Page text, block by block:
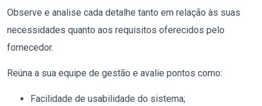
Observe e analise cada detalhe tanto em relação às suas
necessidades quanto aos requisitos oferecidos pelo
fornecedor.
Reúna a sua equipe de gestão e avalie pontos como:
Facilidade de usabilidade do sistema;